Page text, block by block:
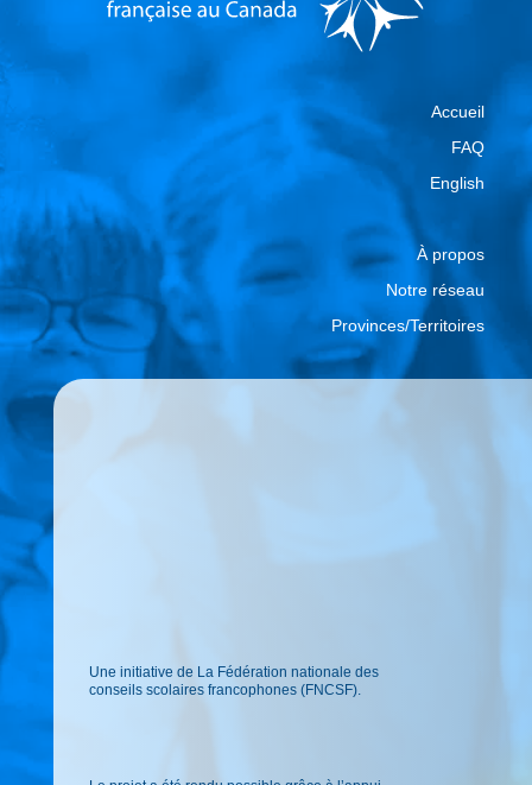
Accueil
FAQ
English
À propos
Notre réseau
Provinces/Territoires
Une initiative de La Fédération nationale des
conseils scolaires francophones (FNCSF).